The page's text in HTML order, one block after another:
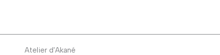
Atelier d'Akané